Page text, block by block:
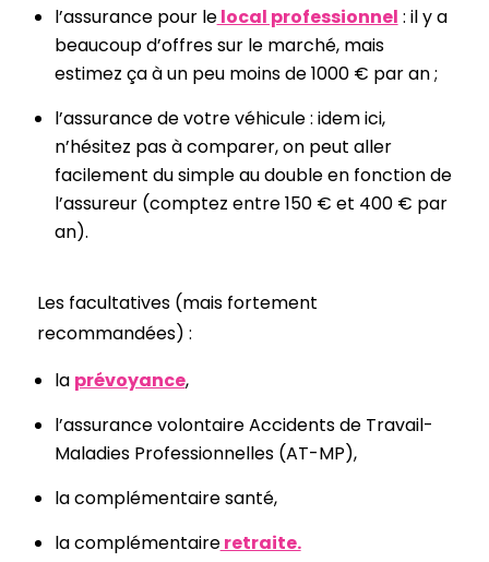
l’assurance pour lelocal professionnel : il y a
beaucoup d’offres sur le marché, mais
estimez ça à un peu moins de 1000 € par an ;
l’assurance de votre véhicule : idem ici,
n’hésitez pas à comparer, on peut aller
facilement du simple au double en fonction de
l’assureur (comptez entre 150 € et 400 € par
an).
Les facultatives (mais fortement
recommandées) :
la prévoyance,
l’assurance volontaire Accidents de Travail-
Maladies Professionnelles (AT-MP),
la complémentaire santé,
la complémentaireretraite.